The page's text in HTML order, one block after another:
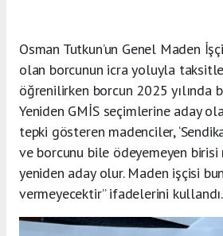
Osman Tutkun’un Genel Maden
olan borcunun icra yoluyla
öğrenilirken borcun 2025 yılında
Yeniden GMİS seçimlerine aday
tepki gösteren madenciler,
ve borcunu bile ödeyemeyen birisi
yeniden aday olur. Maden işçisi
vermeyecektir” ifadelerini kullandı.